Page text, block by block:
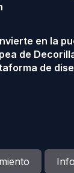
en la
de
de